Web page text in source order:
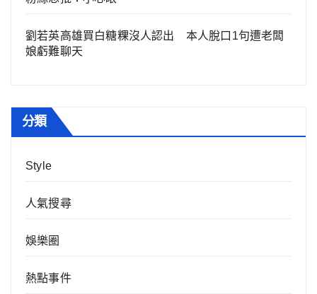
劉若英高雄買白糖粿沒人認出 本人脫口1句遭老闆
娘虧難聊天
分類
Style
人氣搜尋
娛樂圈
熱點事件